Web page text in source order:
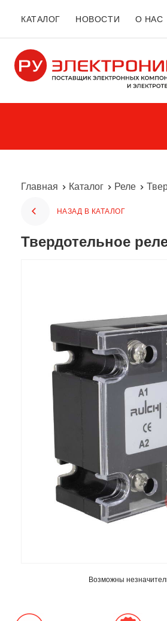
КАТАЛОГ НОВОСТИ О НАС
Главная Каталог Реле
НАЗАД В КАТАЛОГ
Твердотельное
Возможны